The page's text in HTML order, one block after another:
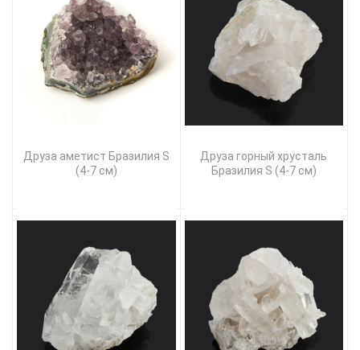
Друза аметист Бразилия S
(4-7 см)
Друза горный хрусталь
Бразилия S (4-7 см)